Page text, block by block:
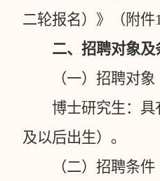
二轮报名）》（附件
二、招聘对象及
（一）招聘对象
博士研究生：
及以后出生）。
（二）招聘条件